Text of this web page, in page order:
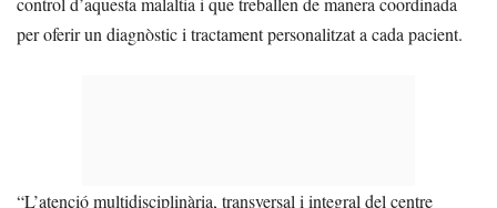
per oferir un diagnòstic i tractament personalitzat a cada pacient.
“L’atenció multidisciplinària, transversal i integral del centre